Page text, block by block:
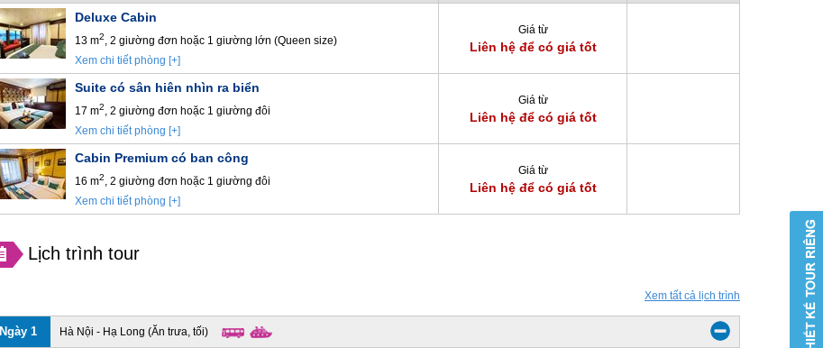
Deluxe Cabin
13 m2, 2 giường đơn hoặc 1 giường lớn (Queen size)
Xem chi tiết phòng [+]
Giá từ
Liên hệ để có giá tốt
Suite có sân hiên nhìn ra biển
17 m2, 2 giường đơn hoặc 1 giường đôi
Xem chi tiết phòng [+]
Giá từ
Liên hệ để có giá tốt
Cabin Premium có ban công
16 m2, 2 giường đơn hoặc 1 giường đôi
Xem chi tiết phòng [+]
Giá từ
Liên hệ để có giá tốt
Lịch trình tour
Xem tất cả lịch trình
Ngày 1 Hà Nội - Hạ Long (Ăn trưa, tối)